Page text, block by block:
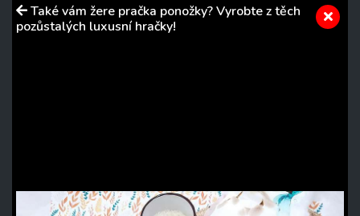
Také vám žere pračka ponožky? Vyrobte z těch
pozůstalých luxusní hračky!